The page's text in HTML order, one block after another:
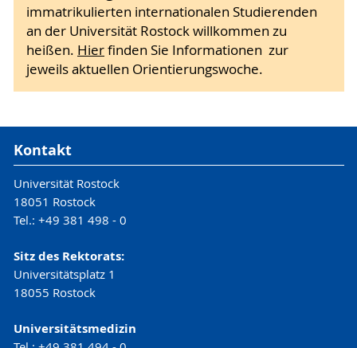
immatrikulierten internationalen Studierenden
an der Universität Rostock willkommen zu
heißen. Hierfinden Sie Informationen zur
jeweils aktuellen Orientierungswoche.
Kontakt
Universität Rostock
18051 Rostock
Tel.: +49 381 498 - 0
Sitz des Rektorats:
Universitätsplatz 1
18055 Rostock
Universitätsmedizin